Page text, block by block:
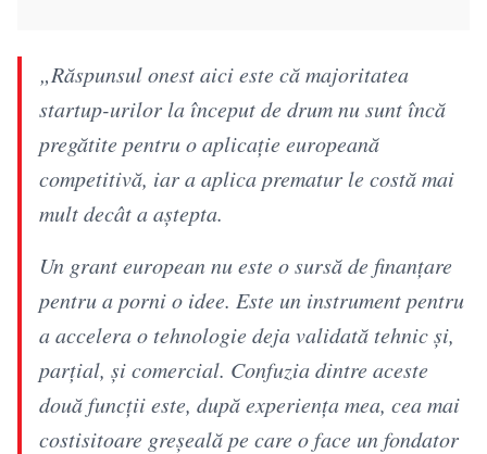
„Răspunsul onest aici este că majoritatea
startup-urilor la început de drum nu sunt încă
pregătite pentru o aplicație europeană
competitivă, iar a aplica prematur le costă mai
mult decât a aștepta.
Un grant european nu este o sursă de finanțare
pentru a porni o idee. Este un instrument pentru
a accelera o tehnologie deja validată tehnic și,
parțial, și comercial. Confuzia dintre aceste
două funcții este, după experiența mea, cea mai
costisitoare greșeală pe care o face un fondator